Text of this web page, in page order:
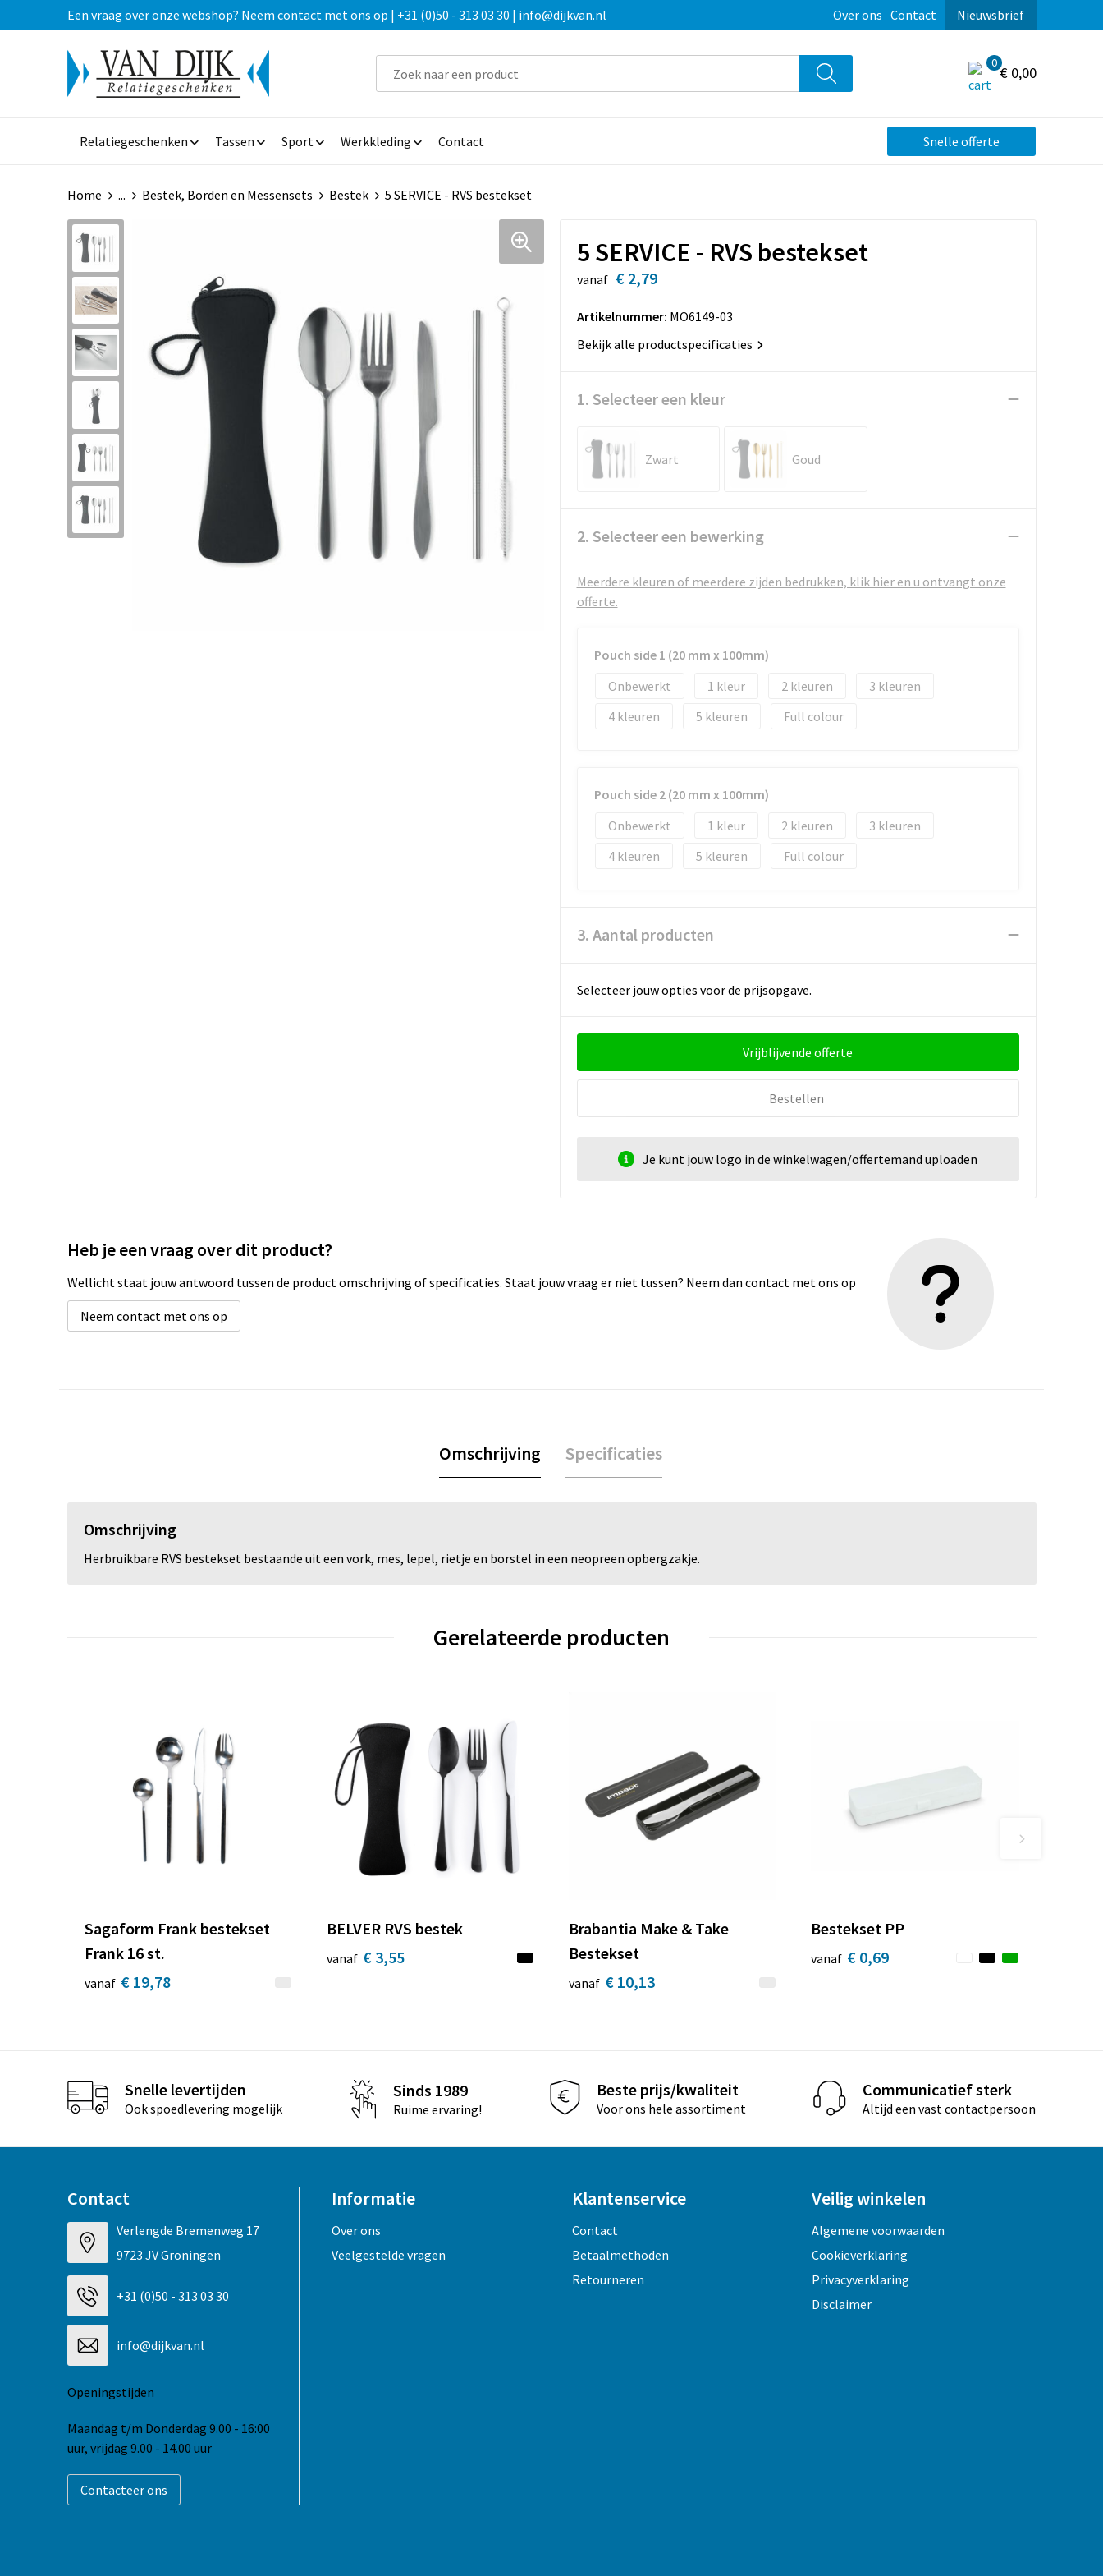
Een vraag over onze webshop? Neem contact met ons op | +31 (0)50 - 313 03 30 | info@dijkvan.nl Over ons Contact Nieuwsbrief
0
€ 0,00
Relatiegeschenken Tassen Sport Werkkleding Contact Snelle offerte
Home ... Bestek, Borden en Messensets Bestek 5 SERVICE - RVS bestekset
5 SERVICE - RVS bestekset
vanaf € 2,79
Artikelnummer: MO6149-03
Bekijk alle productspecificaties
1. Selecteer een kleur
Zwart Goud
2. Selecteer een bewerking
Meerdere kleuren of meerdere zijden bedrukken, klik hier en u ontvangt onze
offerte.
Pouch side 1 (20 mm x 100mm)
Onbewerkt
1 2
3
4
5 Full colour
Pouch side 2 (20 mm x 100mm)
Onbewerkt
1 2
3
4
5 Full colour
3. Aantal producten
Selecteer jouw opties voor de prijsopgave.
Vrijblijvende offerte
Bestellen
Je kunt jouw logo in de winkelwagen/offertemand uploaden
Heb je een vraag over dit product?
Wellicht staat jouw antwoord tussen de product omschrijving of specificaties. Staat jouw vraag er niet tussen? Neem dan contact met ons op
Neem contact met ons op
Omschrijving Specificaties
Omschrijving
Herbruikbare RVS bestekset bestaande uit een vork, mes, lepel, rietje en borstel in een neopreen opbergzakje.
Gerelateerde producten
Sagaform Frank bestekset
Frank 16 st.
vanaf € 19,78
BELVER RVS bestek
vanaf € 3,55
Brabantia Make & Take
Bestekset
vanaf € 10,13
Bestekset PP
vanaf € 0,69
Snelle levertijden
Ook spoedlevering mogelijk
Sinds 1989
Ruime ervaring!
Beste prijs/kwaliteit
Voor ons hele assortiment
Communicatief sterk
Altijd een vast contactpersoon
Contact
Verlengde Bremenweg 17
9723 JV Groningen
+31 (0)50 - 313 03 30
info@dijkvan.nl
Openingstijden
Maandag t/m Donderdag 9.00 - 16:00
uur, vrijdag 9.00 - 14.00 uur
Contacteer ons
Informatie
Over ons
Veelgestelde vragen
Klantenservice
Contact
Betaalmethoden
Retourneren
Veilig winkelen
Algemene voorwaarden
Cookieverklaring
Privacyverklaring
Disclaimer